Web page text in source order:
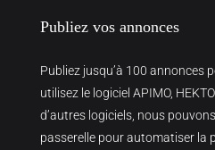
Publiez vos annonces
Publiez jusqu’à 100 annonces
utilisez le logiciel APIMO,
d’autres logiciels, nous
passerelle pour automatiser la